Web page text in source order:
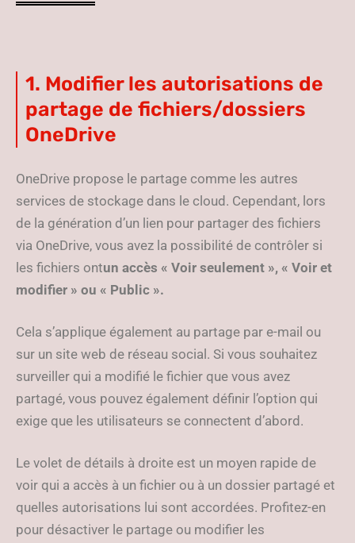
1. Modifier les autorisations de
partage de fichiers/dossiers
OneDrive
OneDrive propose le partage comme les autres
services de stockage dans le cloud. Cependant, lors
de la génération d’un lien pour partager des fichiers
via OneDrive, vous avez la possibilité de contrôler si
les fichiers ontun accès « Voir seulement », « Voir et
modifier » ou « Public ».
Cela s’applique également au partage par e-mail ou
sur un site web de réseau social. Si vous souhaitez
surveiller qui a modifié le fichier que vous avez
partagé, vous pouvez également définir l’option qui
exige que les utilisateurs se connectent d’abord.
Le volet de détails à droite est un moyen rapide de
voir qui a accès à un fichier ou à un dossier partagé et
quelles autorisations lui sont accordées. Profitez-en
pour désactiver le partage ou modifier les